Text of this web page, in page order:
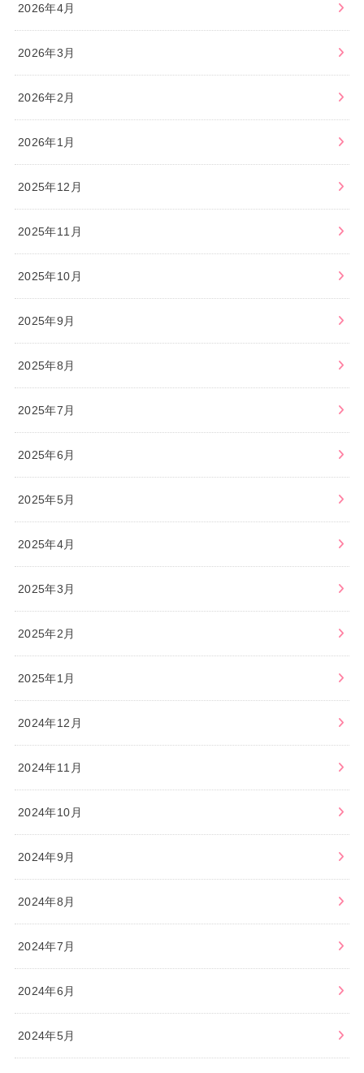
2026年4月
2026年3月
2026年2月
2026年1月
2025年12月
2025年11月
2025年10月
2025年9月
2025年8月
2025年7月
2025年6月
2025年5月
2025年4月
2025年3月
2025年2月
2025年1月
2024年12月
2024年11月
2024年10月
2024年9月
2024年8月
2024年7月
2024年6月
2024年5月